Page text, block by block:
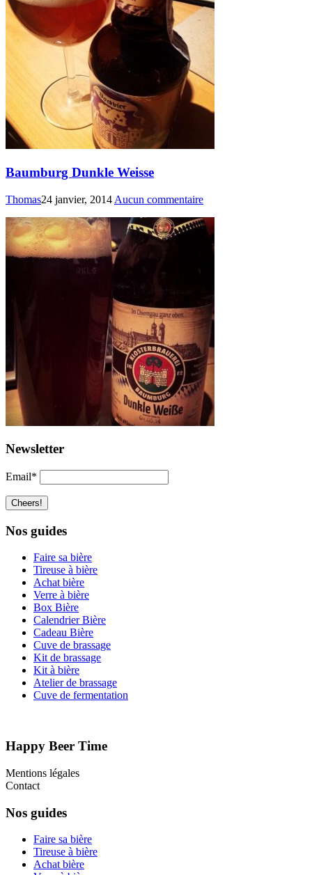
Baumburg Dunkle Weisse
Thomas24 janvier, 2014 Aucun commentaire
Newsletter
Email*
Nos guides
Faire sa bière
Tireuse à bière
Achat bière
Verre à bière
Box Bière
Calendrier Bière
Cadeau Bière
Cuve de brassage
Kit de brassage
Kit à bière
Atelier de brassage
Cuve de fermentation
Happy Beer Time
Mentions légales
Contact
Nos guides
Faire sa bière
Tireuse à bière
Achat bière